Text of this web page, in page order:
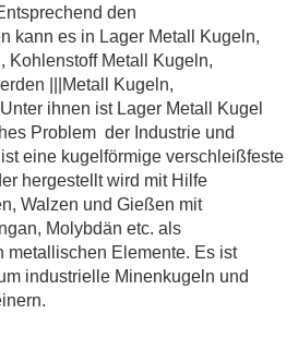
den
kann es in Lager Metall Kugeln,
Kohlenstoff Metall Kugeln,
|||Metall Kugeln,
ihnen ist Lager Metall Kugel
Problem der Industrie und
eine kugelförmige verschleißfeste
hergestellt wird mit Hilfe
Walzen und Gießen mit
Molybdän etc. als
metallischen Elemente. Es ist
industrielle Minenkugeln und